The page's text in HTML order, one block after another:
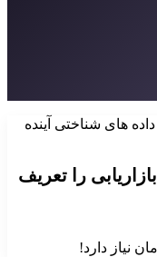
های شناختی آینده
را تعریف